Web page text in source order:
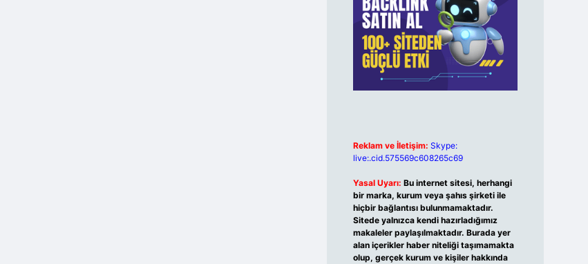
Reklam ve İletişim: Skype:
live:.cid.575569c608265c69
Yasal Uyarı: Bu internet sitesi, herhangi
bir marka, kurum veya şahıs şirketi ile
hiçbir bağlantısı bulunmamaktadır.
Sitede yalnızca kendi hazırladığımız
makaleler paylaşılmaktadır. Burada yer
alan içerikler haber niteliği taşımamakta
olup, gerçek kurum ve kişiler hakkında